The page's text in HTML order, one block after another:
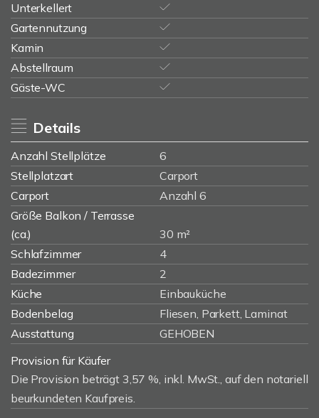
Unterkellert
Gartennutzung
Kamin
Abstellraum
Gäste-WC
Details
Anzahl Stellplätze
6
Stellplatzart
Carport
Carport
Anzahl 6
Größe Balkon / Terrasse
(ca.)
30 m²
Schlafzimmer
4
Badezimmer
2
Küche
Einbauküche
Bodenbelag
Fliesen, Parkett, Laminat
Ausstattung
GEHOBEN
Provision für Käufer
Die Provision beträgt 3,57 %, inkl. MwSt., auf den notariell
beurkundeten Kaufpreis.